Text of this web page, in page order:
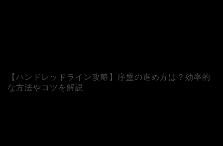
【ハンドレッドライン攻略】序盤の進め方は？効率的
な方法やコツを解説